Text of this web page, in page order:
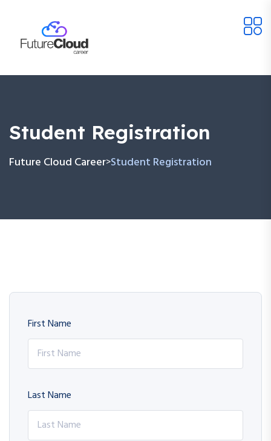
Student Registration
Future Cloud Career>Student Registration
First Name
Last Name